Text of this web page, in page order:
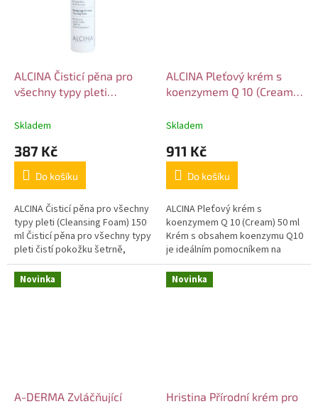
ALCINA Čisticí pěna pro
všechny typy pleti
Skladem
387 Kč
Do košíku
ALCINA Čisticí pěna pro všechny
typy pleti (Cleansing Foam) 150
ml Čisticí pěna pro všechny typy
pleti čistí pokožku šetrně,
avšak hloubkově. Během čistění
pleť vyživuje,...
ALCINA Pleťový krém s
koenzymem Q 10 (Cream)
Skladem
911 Kč
Do košíku
ALCINA Pleťový krém s
koenzymem Q 10 (Cream) 50 ml
Krém s obsahem koenzymu Q10
je ideálním pomocníkem na
unavenou pleť, které ihned
dodá dávku mladistvé energie.
Vaše pleť...
Novinka
A-DERMA Zvláčňující
Novinka
Hristina Přírodní krém pro